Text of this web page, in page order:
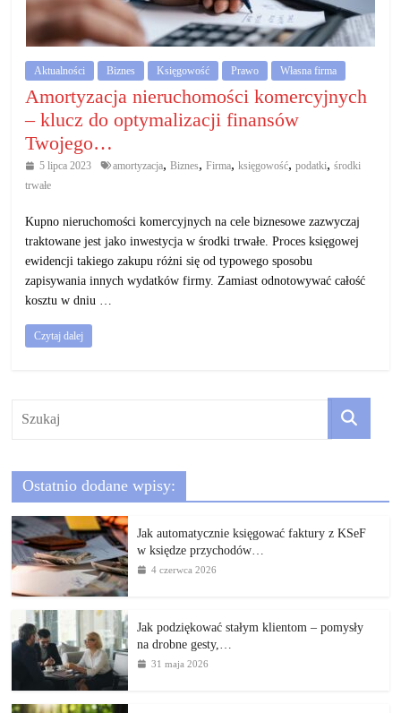
gospodarczą.
Porady
biznesowe
Aktualności Biznes Księgowość Prawo Własna firma
Amortyzacja nieruchomości komercyjnych
– klucz do optymalizacji finansów
Twojego…
5 lipca 2023 amortyzacja, Biznes, Firma, księgowość, podatki, środki
trwałe
Kupno nieruchomości komercyjnych na cele biznesowe zazwyczaj
traktowane jest jako inwestycja w środki trwałe. Proces księgowej
ewidencji takiego zakupu różni się od typowego sposobu
zapisywania innych wydatków firmy. Zamiast odnotowywać całość
kosztu w dniu …
Czytaj dalej
Ostatnio dodane wpisy:
Jak automatycznie księgować faktury z KSeF
w księdze przychodów…
4 czerwca 2026
Jak podziękować stałym klientom – pomysły
na drobne gesty,…
31 maja 2026